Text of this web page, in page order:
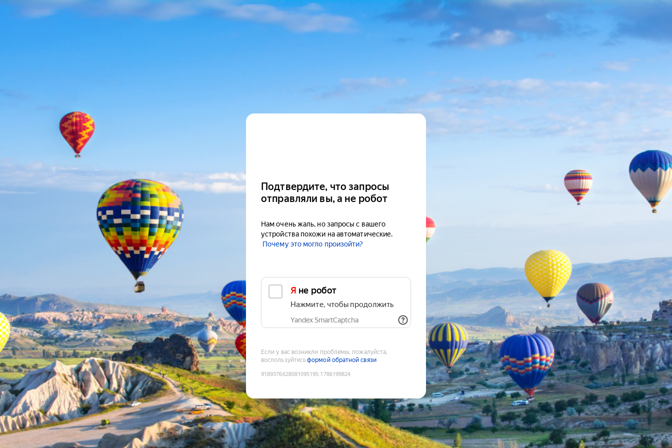
Подтвердите, что запросы
отправляли вы, а не робот
Нам очень жаль, но запросы с вашего
устройства похожи на автоматические.
Почему это могло произойти?
Я не робот
Нажмите, чтобы продолжить
Yandex SmartCaptcha
Если у вас возникли проблемы, пожалуйста,
воспользуйтесьформой обратной связи
9189376628081095195:1786199824